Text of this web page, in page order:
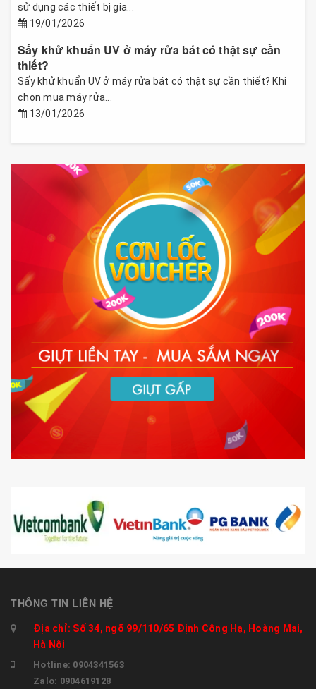
sử dụng các thiết bị gia...
19/01/2026
Sấy khử khuẩn UV ở máy rửa bát có thật sự cần
thiết?
Sấy khử khuẩn UV ở máy rửa bát có thật sự cần thiết? Khi
chọn mua máy rửa...
13/01/2026
THÔNG TIN LIÊN HỆ
Địa chỉ: Số 34, ngõ 99/110/65 Định Công Hạ, Hoàng Mai,
Hà Nội
Hotline: 0904341563
Zalo: 0904619128